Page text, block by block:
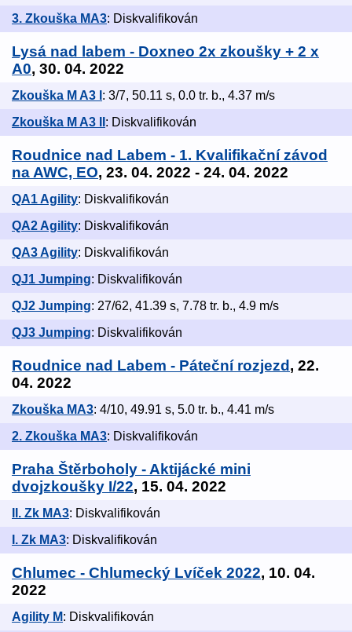
3. Zkouška MA3: Diskvalifikován
Lysá nad labem - Doxneo 2x zkoušky + 2 x
A0, 30. 04. 2022
Zkouška M A3 I : 3/7, 50.11 s, 0.0 tr. b., 4.37 m/s
Zkouška M A3 II : Diskvalifikován
Roudnice nad Labem - 1. Kvalifikační závod
na AWC, EO, 23. 04. 2022 - 24. 04. 2022
QA1 Agility: Diskvalifikován
QA2 Agility: Diskvalifikován
QA3 Agility: Diskvalifikován
QJ1 Jumping: Diskvalifikován
QJ2 Jumping: 27/62, 41.39 s, 7.78 tr. b., 4.9 m/s
QJ3 Jumping: Diskvalifikován
Roudnice nad Labem - Páteční rozjezd, 22.
04. 2022
Zkouška MA3: 4/10, 49.91 s, 5.0 tr. b., 4.41 m/s
2. Zkouška MA3: Diskvalifikován
Praha Štěrboholy - Aktijácké mini
dvojzkoušky I/22, 15. 04. 2022
II. Zk MA3: Diskvalifikován
I. Zk MA3: Diskvalifikován
Chlumec - Chlumecký Lvíček 2022, 10. 04.
2022
Agility M: Diskvalifikován